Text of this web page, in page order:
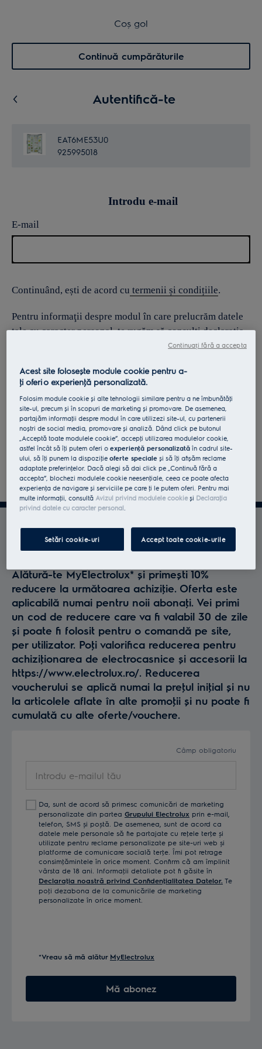
Menu 0
Coș de cumpărături
Coș gol
Continuă cumpărăturile
Autentifică-te
EAT6ME53U0
925995018
Introdu e-mail
E-mail
Continuând, ești de acord cu termenii și condițiile.
Pentru informaţii despre modul în care prelucrăm datele
tale cu caracter personal, te rugăm să consulţi declaraţia
Profită la maxim de
Electrolux
Alătură-te MyElectrolux* și primești 10%
reducere la următoarea achiziţie. Oferta este
aplicabilă numai pentru noii abonaţi. Vei primi
un cod de reducere care va fi valabil 30 de zile
și poate fi folosit pentru o comandă pe site,
per utilizator. Poţi valorifica reducerea pentru
achiziţionarea de electrocasnice și accesorii la
https://www.electrolux.ro/. Reducerea
voucherului se aplică numai la preţul iniţial și nu
la articolele aflate în alte promoţii și nu poate fi
cumulată cu alte oferte/vouchere.
Câmp obligatoriu
Da, sunt de acord să primesc comunicări de marketing
personalizate din partea Grupului Electrolux prin e-mail,
telefon, SMS și poștă. De asemenea, sunt de acord ca
datele mele personale să fie partajate cu reţele terţe și
utilizate pentru reclame personalizate pe site-uri web și
platforme de comunicare socială terţe. Îmi pot retrage
consimţămintele în orice moment. Confirm că am împlinit
vârsta de 18 ani. Informaţii detaliate pot fi găsite în
Declaraţia noastră privind Confidenţialitatea Datelor. Te
poţi dezabona de la comunicările de marketing
personalizate în orice moment.
*Vreau să mă alătur MyElectrolux
Mă abonez
Acest site folosește module cookie pentru a-
ţi oferi o experienţă personalizată.
Folosim module cookie și alte tehnologii similare pentru a ne îmbunătăţi
site-ul, precum și în scopuri de marketing și promovare. De asemenea,
partajăm informaţii despre modul în care utilizezi site-ul, cu partenerii
noștri de social media, promovare și analiză. Dând click pe butonul
„Acceptă toate modulele cookie”, accepţi utilizarea modulelor cookie,
astfel încât să îţi putem oferi oexperienţă personalizată în cadrul site-
ului, să îţi punem la dispoziţieoferte speciale și să îţi afișăm reclame
adaptate preferinţelor. Dacă alegi să dai click pe „Continuă fără a
accepta”, blochezi modulele cookie neesenţiale, ceea ce poate afecta
experienţa de navigare și serviciile pe care ţi le putem oferi. Pentru mai
multe informaţii, consultă Avizul privind modulele cookieși Declaraţia
privind datele cu caracter personal.
Setări cookie-uri Accept toate cookie-urile
Continuați fără a accepta